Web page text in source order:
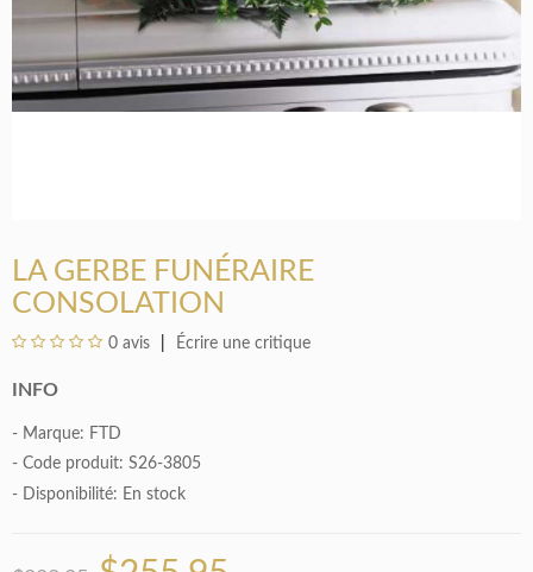
LA GERBE FUNÉRAIRE
CONSOLATION
0 avis Écrire une critique
INFO
- Marque: FTD
- Code produit: S26-3805
- Disponibilité: En stock